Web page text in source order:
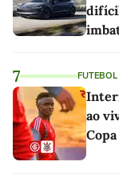
7 FUTEBOL
ao